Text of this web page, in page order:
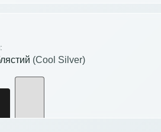
(Cool Silver)